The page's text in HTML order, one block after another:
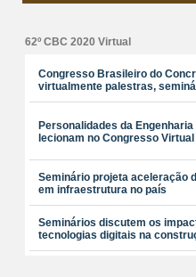
62º CBC 2020 Virtual
Congresso Brasileiro do
virtualmente palestras,
Personalidades da
lecionam no Congresso Virtual
Seminário projeta aceleração
em infraestrutura no país
Seminários discutem os
tecnologias digitais na